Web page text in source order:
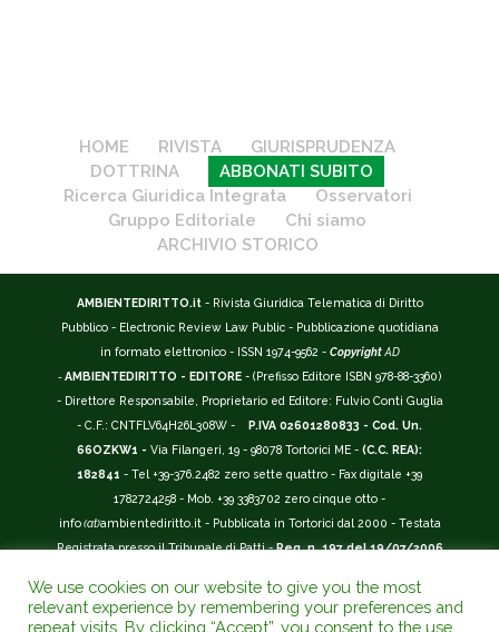
HOME RIVISTA
GIURISPRUDENZA
DOTTRINA
ABBONATI SUBITO
Ricerca Giuridica Integrata
Osservatori
Gruppo Editoriale
Chi siamo
ARCHIVIO STORICO
AMBIENTEDIRITTO.it - Rivista Giuridica Telematica di Diritto
Pubblico - Electronic Review Law Public - Pubblicazione quotidiana
in formato elettronico - ISSN 1974-9562 - Copyright AD
-AMBIENTEDIRITTO - EDITORE - (Prefisso Editore ISBN 978-88-3360)
- Direttore Responsabile, Proprietario ed Editore: Fulvio Conti Guglia
- C.F.: CNTFLV64H26L308W -
P.IVA 02601280833 - Cod. Un.
66OZKW1 - Via Filangeri, 19 - 98078 Tortorici ME - (C.C. REA):
182841 - Tel +39-376.2482 zero sette quattro - Fax digitale +39
1782724258 - Mob. +39 3383702 zero cinque otto -
info(at)ambientediritto.it - Pubblicata in Tortorici dal 2000 - Testata
Registrata presso il Tribunale di Patti -Reg. n. 197 del 19/07/2006
__________
La Rivista Giuridica AMBIENTEDIRITTO.IT ISSN 1974-9562
We use cookies on our website to give you the most
relevant experience by remembering your preferences and
repeat visits. By clicking “Accept”, you consent to the use